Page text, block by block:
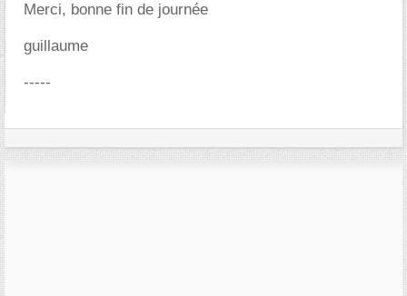
Merci, bonne fin de journée
guillaume
-----